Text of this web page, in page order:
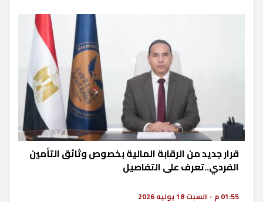
قرار جديد من الرقابة المالية بخصوص وثائق التأمين
الفردي..تعرف على التفاصيل
01:55 م - السبت 18 يوليه 2026